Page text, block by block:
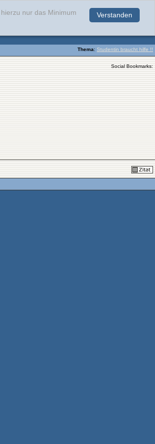
Verstanden
nur das Minimum
Thema: Studentin braucht hilfe !!
Social Bookmarks: